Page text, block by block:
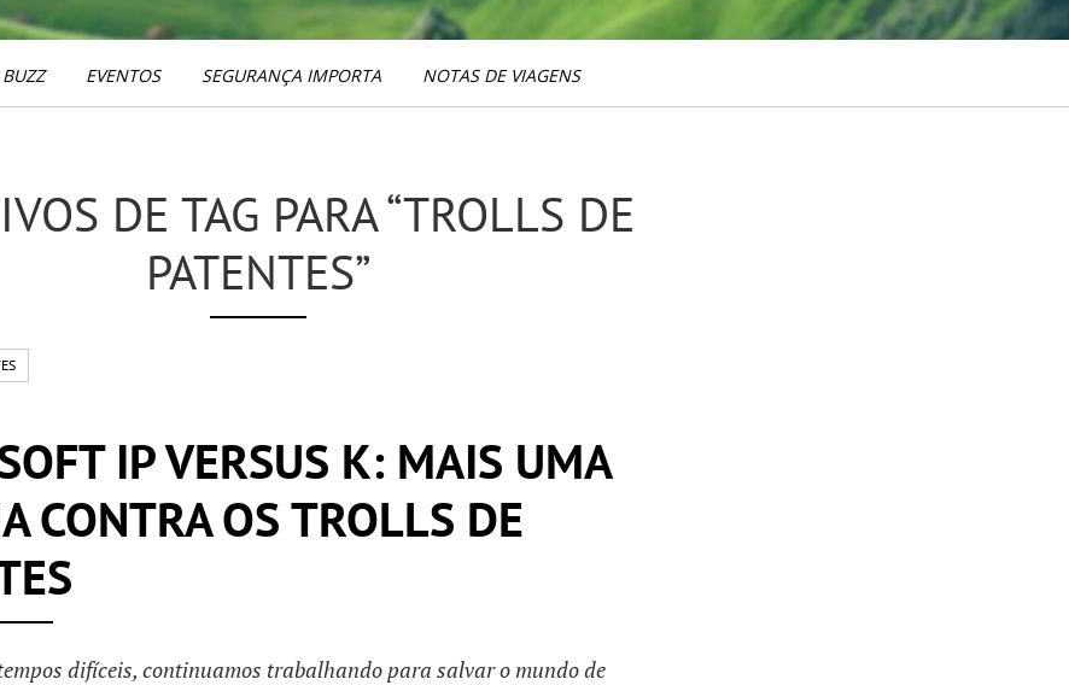
BUZZ EVENTOS SEGURANÇA IMPORTA NOTAS DE VIAGENS
DE TAG PARA “TROLLS DE
PATENTES”
IP VERSUS K: MAIS UMA
CONTRA OS TROLLS DE
difíceis, continuamos trabalhando para salvar o mundo de